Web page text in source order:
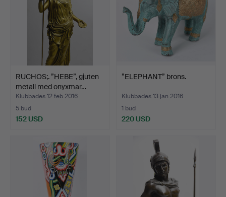
RUCHOS;. ”HEBE”, gjuten
metall med onyxmar…
Klubbades 12 feb 2016
5 bud
152 USD
”ELEPHANT” brons.
Klubbades 13 jan 2016
1 bud
220 USD